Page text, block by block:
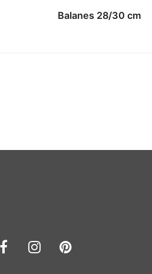
Balanes 28/30 cm
Facebook
Instagram
Pinterest